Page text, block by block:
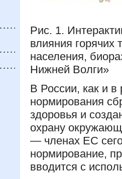
Рис. 1.
влияния горячих
населения,
Нижней Волги»
В России, как и в
нормирования
здоровья и
охрану
— членах ЕС
нормирование,
вводится с